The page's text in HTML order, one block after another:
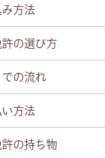
方法
の選び方
の流れ
方法
の持ち物